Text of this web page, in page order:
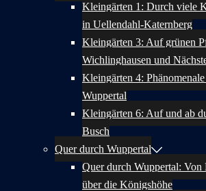
Kleingärten 1: Durch viele
in Uellendahl-Katernberg
Kleingärten 3: Auf grünen
Wichlinghausen und
Kleingärten 4:
Wuppertal
Kleingärten 6: Auf und ab
Busch
Quer durch Wuppertal
Quer durch Wuppertal: Von
über die Königshöhe